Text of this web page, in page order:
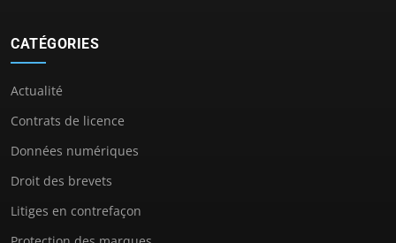
CATÉGORIES
Actualité
Contrats de licence
Données numériques
Droit des brevets
Litiges en contrefaçon